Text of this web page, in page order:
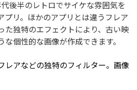
代後半のレトロでサイケな雰囲気を
プリ。ほかのアプリとは違うフレア
た独特のエフェクトにより、古い映
個性的な画像が作成できます。
レアなどの独特のフィルター。画像